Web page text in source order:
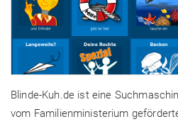
Blinde-Kuh.de ist eine
vom Familienministerium